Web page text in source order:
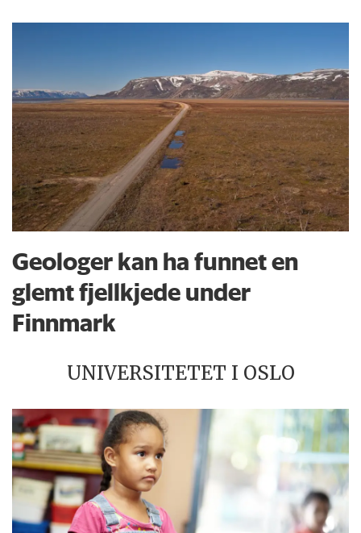
Geologer kan ha funnet en
glemt fjellkjede under
Finnmark
UNIVERSITETET I OSLO